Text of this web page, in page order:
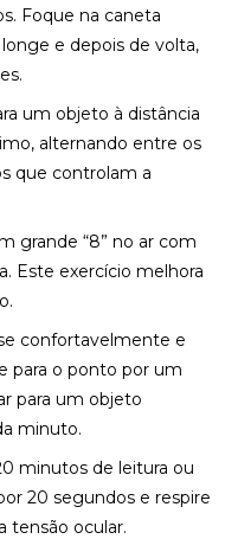
Foque na caneta
e depois de volta,
um objeto à distância
alternando entre os
que controlam a
grande “8” no ar com
Este exercício melhora
confortavelmente e
para o ponto por um
para um objeto
minuto.
minutos de leitura ou
20 segundos e respire
tensão ocular.
SAÚDE